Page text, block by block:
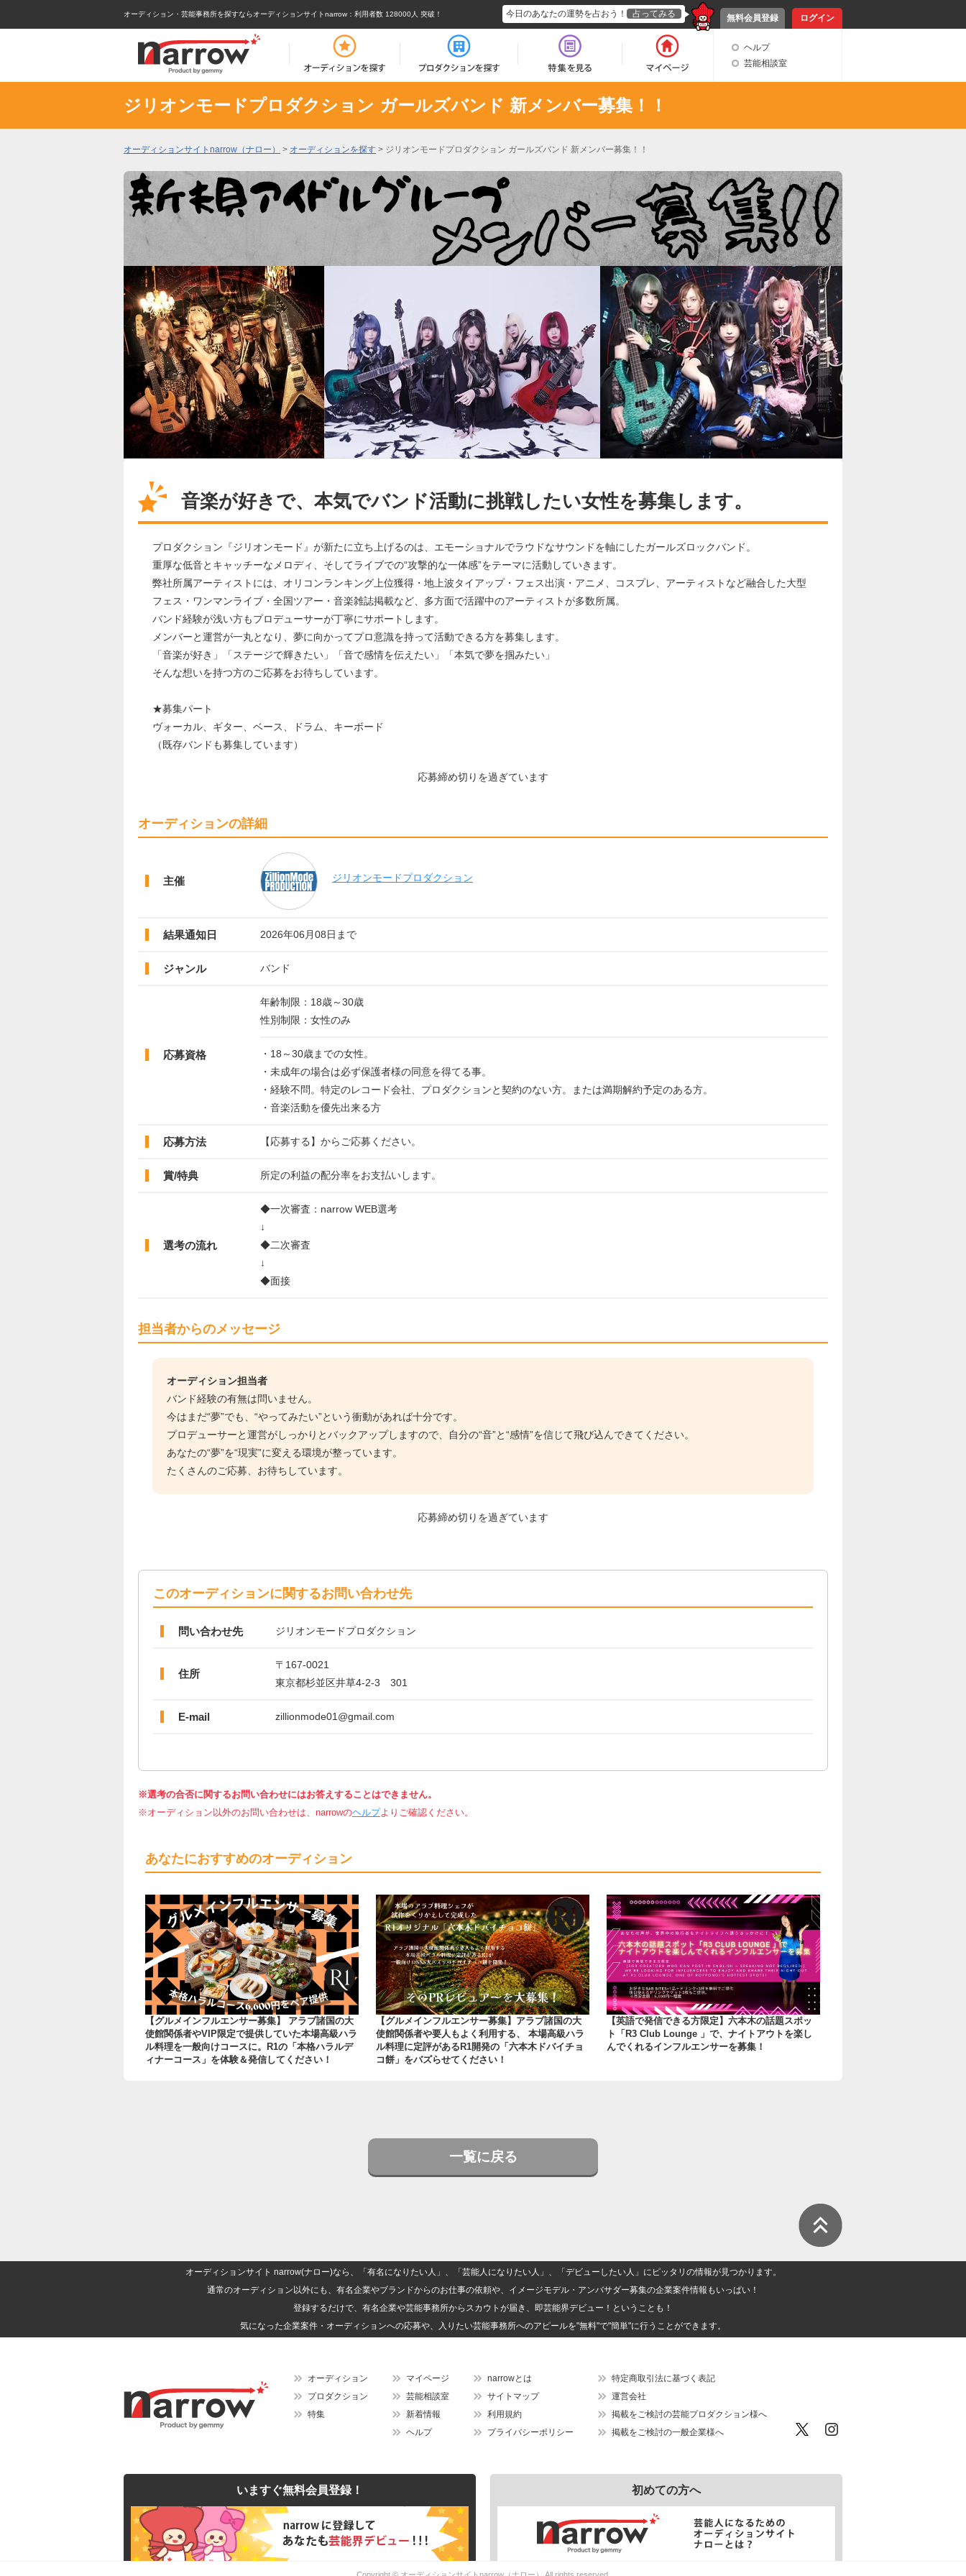
オーディション・芸能事務所を探すならオーディションサイトnarrow ：利用者数 128000人 突破！ 無料会員登録 ログイン
今日のあなたの運勢を占おう！ 占ってみる
ヘルプ
芸能相談室
ジリオンモードプロダクション ガールズバンド 新メンバー募集！！
オーディションサイトnarrow（ナロー） > オーディションを探す > ジリオンモードプロダクション ガールズバンド 新メンバー募集！！
音楽が好きで、本気でバンド活動に挑戦したい女性を募集します。
プロダクション『ジリオンモード』が新たに立ち上げるのは、エモーショナルでラウドなサウンドを軸にしたガールズロックバンド。
重厚な低音とキャッチーなメロディ、そしてライブでの“攻撃的な一体感”をテーマに活動していきます。
弊社所属アーティストには、オリコンランキング上位獲得・地上波タイアップ・フェス出演・アニメ、コスプレ、アーティストなど融合した大型
フェス・ワンマンライブ・全国ツアー・音楽雑誌掲載など、多方面で活躍中のアーティストが多数所属。
バンド経験が浅い方もプロデューサーが丁寧にサポートします。
メンバーと運営が一丸となり、夢に向かってプロ意識を持って活動できる方を募集します。
「音楽が好き」「ステージで輝きたい」「音で感情を伝えたい」「本気で夢を掴みたい」
そんな想いを持つ方のご応募をお待ちしています。
★募集パート
ヴォーカル、ギター、ベース、ドラム、キーボード
（既存バンドも募集しています）
応募締め切りを過ぎています
オーディションの詳細
主催 ジリオンモードプロダクション
結果通知日 2026年06月08日まで
ジャンル バンド
応募資格
年齢制限：18歳～30歳
性別制限：女性のみ
・18～30歳までの女性。
・未成年の場合は必ず保護者様の同意を得てる事。
・経験不問。特定のレコード会社、プロダクションと契約のない方。または満期解約予定のある方。
・音楽活動を優先出来る方​
応募方法 【応募する】からご応募ください。
賞/特典 所定の利益の配分率をお支払いします。
選考の流れ
◆一次審査：narrow WEB選考
↓
◆二次審査
↓
◆面接
担当者からのメッセージ
オーディション担当者
バンド経験の有無は問いません。
今はまだ“夢”でも、“やってみたい”という衝動があれば十分です。
プロデューサーと運営がしっかりとバックアップしますので、自分の“音”と“感情”を信じて飛び込んできてください。
あなたの“夢”を“現実”に変える環境が整っています。
たくさんのご応募、お待ちしています。
応募締め切りを過ぎています
このオーディションに関するお問い合わせ先
問い合わせ先 ジリオンモードプロダクション
住所
〒167-0021
東京都杉並区井草4-2-3 301
E-mail zillionmode01@gmail.com
※選考の合否に関するお問い合わせにはお答えすることはできません。
※オーディション以外のお問い合わせは、narrowのヘルプよりご確認ください。
あなたにおすすめのオーディション
【グルメインフルエンサー募集】 アラブ諸国の大
使館関係者やVIP限定で提供していた本場高級ハラ
ル料理を一般向けコースに。R1の「本格ハラルデ
ィナーコース」を体験＆発信してください！
【グルメインフルエンサー募集】アラブ諸国の大
使館関係者や要人もよく利用する、 本場高級ハラ
ル料理に定評があるR1開発の「六本木ドバイチョ
コ餅」をバズらせてください！
【英語で発信できる方限定】六本木の話題スポッ
ト「R3 Club Lounge 」で、ナイトアウトを楽し
んでくれるインフルエンサーを募集！
一覧に戻る
オーディションサイト narrow(ナロー)なら、「有名になりたい人」、「芸能人になりたい人」、「デビューしたい人」にピッタリの情報が見つかります。
通常のオーディション以外にも、有名企業やブランドからのお仕事の依頼や、イメージモデル・アンバサダー募集の企業案件情報もいっぱい！
登録するだけで、有名企業や芸能事務所からスカウトが届き、即芸能界デビュー！ということも！
気になった企業案件・オーディションへの応募や、入りたい芸能事務所へのアピールを"無料"で"簡単"に行うことができます。
オーディション
プロダクション
特集
マイページ
芸能相談室
新着情報
ヘルプ
narrowとは
サイトマップ
利用規約
プライバシーポリシー
特定商取引法に基づく表記
運営会社
掲載をご検討の芸能プロダクション様へ
掲載をご検討の一般企業様へ
いますぐ無料会員登録！ 初めての方へ